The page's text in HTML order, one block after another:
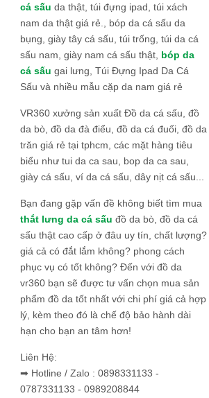
cá sấu da thật, túi đựng ipad, túi xách
nam da thật giá rẻ., bóp da cá sấu da
bụng, giày tây cá sấu, túi trống, túi da cá
sấu nam, giày nam cá sấu thật, bóp da
cá sấu gai lưng, Túi Đựng Ipad Da Cá
Sấu và nhiều mẫu cặp da nam giá rẻ
VR360 xưởng sản xuất Đồ da cá sấu, đồ
da bò, đồ da đà điểu, đồ da cá đuối, đồ da
trăn giá rẻ tại tphcm, các mặt hàng tiêu
biểu như tui da ca sau, bop da ca sau,
giày cá sấu, ví da cá sấu, dây nịt cá sấu...
Bạn đang gặp vấn đề không biết tìm mua
thắt lưng da cá sấu đồ da bò, đồ da cá
sấu thật cao cấp ở đâu uy tín, chất lượng?
giá cả có đắt lắm không? phong cách
phục vụ có tốt không? Đến với đồ da
vr360 bạn sẽ được tư vấn chọn mua sản
phẩm đồ da tốt nhất với chi phí giá cả hợp
lý, kèm theo đó là chế độ bảo hành dài
hạn cho bạn an tâm hơn!
Liên Hệ:
➡ Hotline / Zalo : 0898331133 -
0787331133 - 0989208844